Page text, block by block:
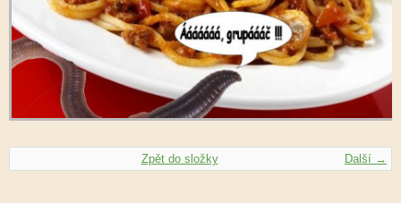
Další →
Zpět do složky